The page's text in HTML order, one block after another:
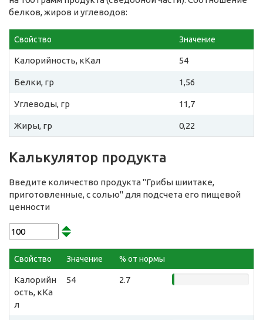
белков, жиров и углеводов:
Свойство Значение
Калорийность, кКал 54
Белки, гр 1,56
Углеводы, гр 11,7
Жиры, гр 0,22
Калькулятор продукта
Введите количество продукта "Грибы шиитаке,
приготовленные, с солью" для подсчета его пищевой
ценности
Свойство Значение % от нормы
Калорийн
ость, кКа
л
54 2.7